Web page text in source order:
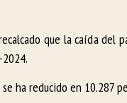
que la caída
ha reducido en 10.287